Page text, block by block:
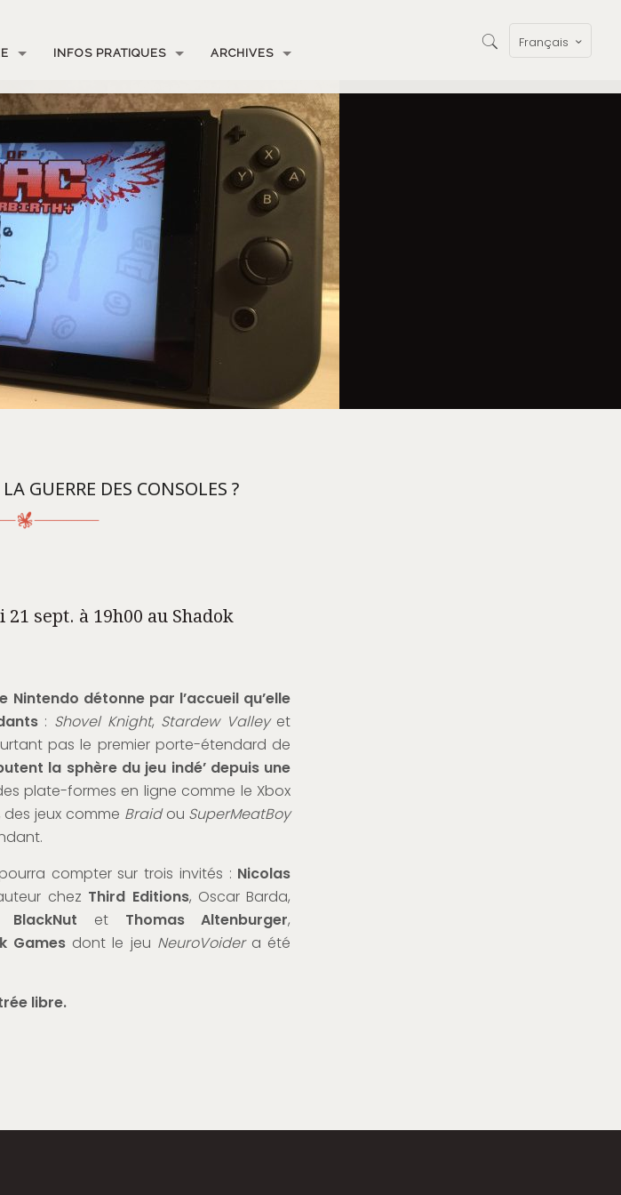
INFOS PRATIQUES ARCHIVES
Français
GUERRE DES CONSOLES ?
sept. à 19h00 au Shadok
Nintendo détonne par l’accueil qu’elle
: Shovel Knight, Stardew Valleyet
pas le premier porte-étendard de
la sphère du jeu indé’ depuis une
plate-formes en ligne comme le Xbox
des jeux comme Braidou SuperMeatBoy
compter sur trois invités : Nicolas
chez Third Editions, Oscar Barda,
BlackNut et Thomas Altenburger,
Gamesdont le jeu NeuroVoider a été
libre.